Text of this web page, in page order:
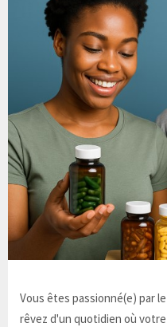
Vous êtes passionné(e) par
rêvez d'un quotidien où